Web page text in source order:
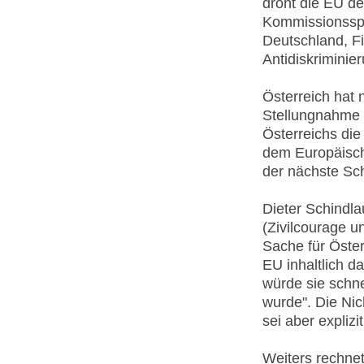
Deutschland,
Österreich hat
Österreichs
dem
der nächste
Dieter
(Zivilcourage
Sache für
EU inhaltlich
würde sie
wurde". Die
sei aber
Weiters